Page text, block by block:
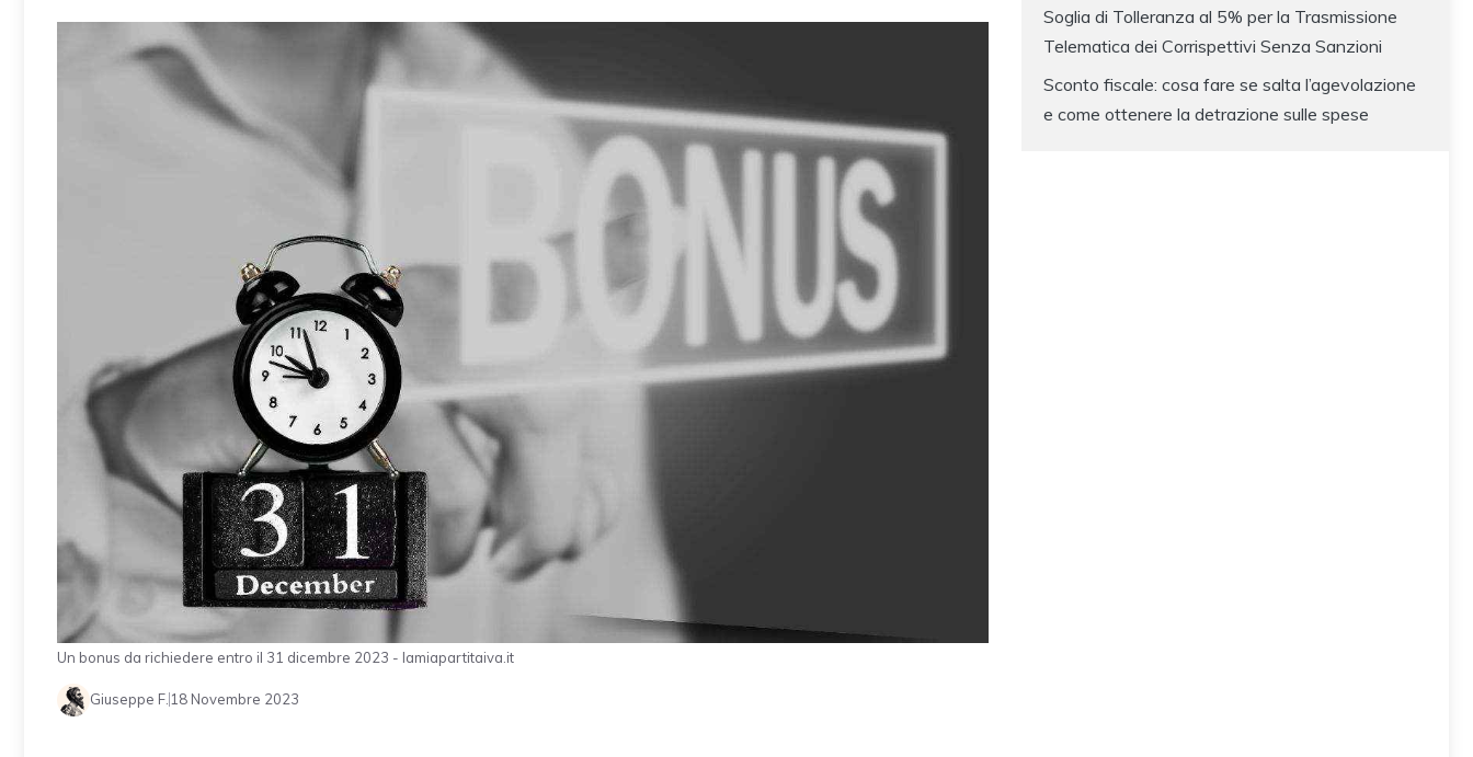
Un bonus da richiedere entro il 31 dicembre 2023 - lamiapartitaiva.it
Giuseppe F. 18 Novembre 2023
Soglia di Tolleranza al 5% per la Trasmissione
Telematica dei Corrispettivi Senza Sanzioni
Sconto fiscale: cosa fare se salta l’agevolazione
e come ottenere la detrazione sulle spese